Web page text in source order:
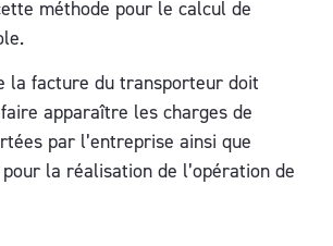
méthode pour le calcul de
la facture du transporteur doit
apparaître les charges de
par l’entreprise ainsi que
la réalisation de l’opération de